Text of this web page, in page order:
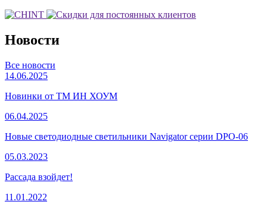
Новости
Все новости
14.06.2025
Новинки от ТМ ИН ХОУМ
06.04.2025
Новые светодиодные светильники Navigator серии DPO-06
05.03.2023
Рассада взойдет!
11.01.2022